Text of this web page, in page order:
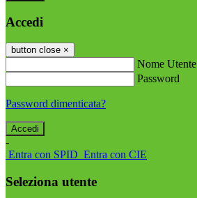
Accedi
button close ×
Nome Utente
Password
Password dimenticata?
-
Entra con SPID Entra con CIE
Seleziona utente